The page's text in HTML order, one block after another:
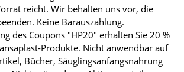
reicht. Wir behalten uns vor, die
Keine Barauszahlung.
des Coupons "HP20" erhalten Sie 20 %
Produkte. Nicht anwendbar auf
Bücher, Säuglingsanfangsnahrung